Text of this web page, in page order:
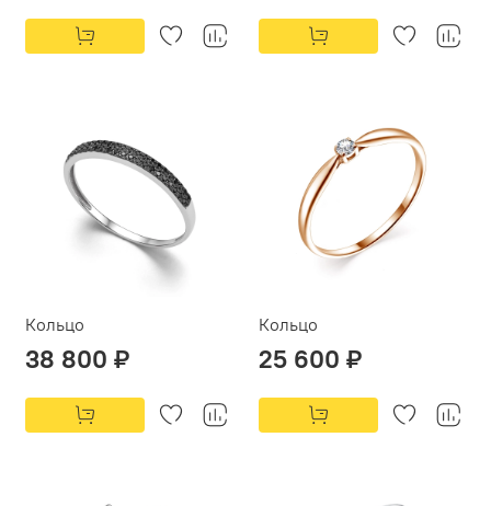
Кольцо
38 800 ₽
Кольцо
25 600 ₽